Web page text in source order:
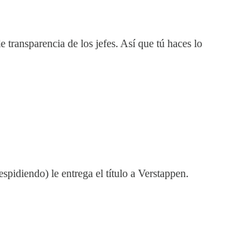
de los jefes. Así que tú haces lo
le entrega el título a Verstappen.